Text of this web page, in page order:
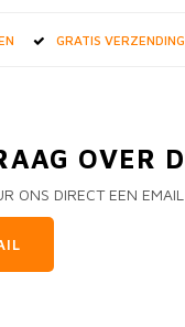
GRATIS
OVER
ONS DIRECT EEN